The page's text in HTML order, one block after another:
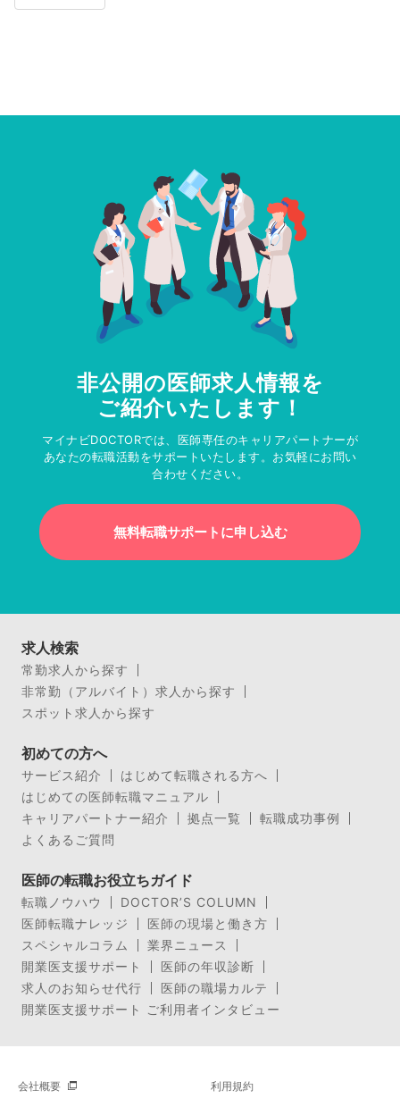
非公開の医師求人情報を
ご紹介いたします！
マイナビDOCTORでは、医師専任のキャリアパートナーが
あなたの転職活動をサポートいたします。お気軽にお問い
合わせください。
無料転職サポートに申し込む
求人検索
常勤求人から探す
非常勤（アルバイト）求人から探す
スポット求人から探す
初めての方へ
サービス紹介
はじめて転職される方へ
はじめての医師転職マニュアル
キャリアパートナー紹介
拠点一覧
転職成功事例
よくあるご質問
医師の転職お役立ちガイド
転職ノウハウ
DOCTOR’S COLUMN
医師転職ナレッジ
医師の現場と働き方
スペシャルコラム
業界ニュース
開業医支援サポート
医師の年収診断
求人のお知らせ代行
医師の職場カルテ
開業医支援サポート ご利用者インタビュー
会社概要 利用規約